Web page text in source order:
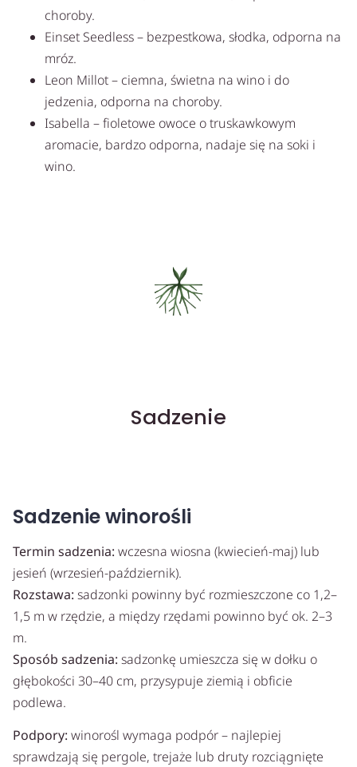
choroby.
Einset Seedless – bezpestkowa, słodka, odporna na
mróz.
Leon Millot – ciemna, świetna na wino i do
jedzenia, odporna na choroby.
Isabella – fioletowe owoce o truskawkowym
aromacie, bardzo odporna, nadaje się na soki i
wino.
Sadzenie
Sadzenie winorośli
Termin sadzenia: wczesna wiosna (kwiecień-maj) lub
jesień (wrzesień-październik).
Rozstawa: sadzonki powinny być rozmieszczone co 1,2–
1,5 m w rzędzie, a między rzędami powinno być ok. 2–3
m.
Sposób sadzenia: sadzonkę umieszcza się w dołku o
głębokości 30–40 cm, przysypuje ziemią i obficie
podlewa.
Podpory: winorośl wymaga podpór – najlepiej
sprawdzają się pergole, trejaże lub druty rozciągnięte